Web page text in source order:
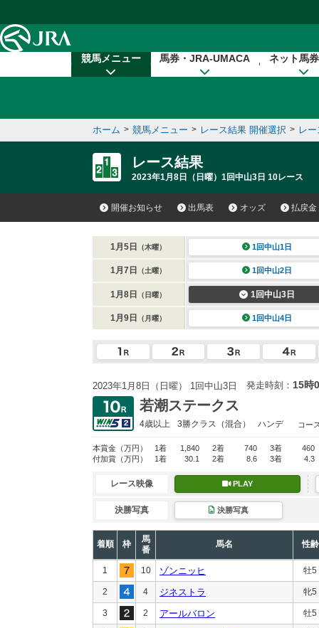
競馬メニュー 馬券・JRA-UMACA ネット馬
ホーム > 競馬メニュー > レース結果 開催選択 > レ
レース結果
2023年1月8日（日曜）1回中山3日 10レース
開催お知らせ 出馬表 オッズ 払戻金
1月5日 （木曜） 1回中山1日
1月7日 （土曜） 1回中山2日
1月8日 （日曜） 1回中山3日
1月9日 （月曜） 1回中山4日
2023年1月8日（日曜） 1回中山3日 発走時刻： 15時
若潮ステークス
4歳以上 3勝クラス （混合） ハンデ コー
本賞金 （万円） 1着 1,840 2着 740 3着
460
付加賞 （万円） 1着 30.1 2着 8.6 3着 4.3
レース映像 PLAY
決勝写真 決勝写真
着順 枠
馬
番
馬名 性齢
1 10 ゾンニッヒ 牡5
2 4 ジネストラ 牝5
3 2 アールバロン 牡5